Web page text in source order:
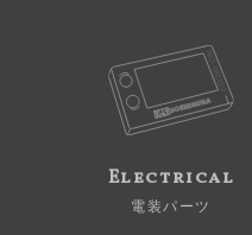
Electrical
電装パーツ